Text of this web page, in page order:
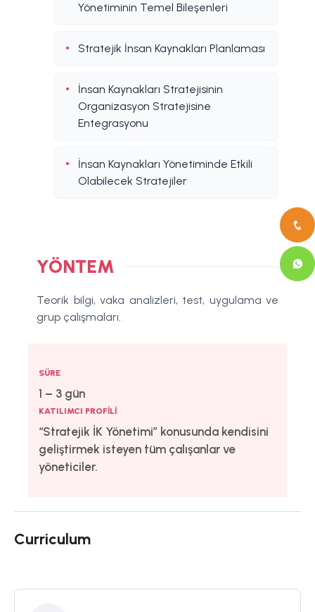
Yönetiminin Temel Bileşenleri
Stratejik İnsan Kaynakları Planlaması
İnsan Kaynakları Stratejisinin
Organizasyon Stratejisine
Entegrasyonu
İnsan Kaynakları Yönetiminde Etkili
Olabilecek Stratejiler
YÖNTEM
Teorik bilgi, vaka analizleri, test, uygulama ve
grup çalışmaları.
SÜRE
1 – 3 gün
KATILIMCI PROFILI
“Stratejik İK Yönetimi” konusunda kendisini
geliştirmek isteyen tüm çalışanlar ve
yöneticiler.
Curriculum